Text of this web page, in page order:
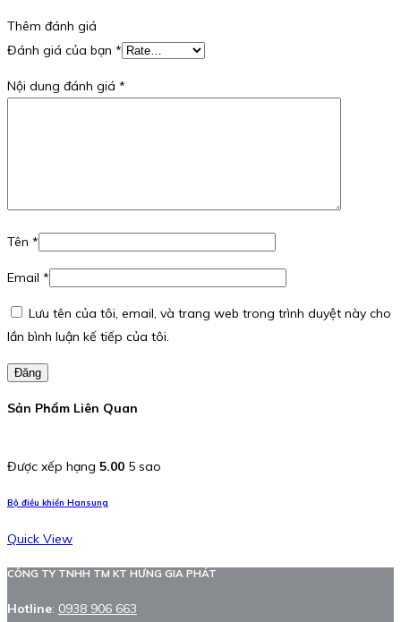
Thêm đánh giá
Đánh giá của bạn *
Nội dung đánh giá *
Tên *
Email *
Lưu tên của tôi, email, và trang web trong trình duyệt này cho
lần bình luận kế tiếp của tôi.
Đăng
Sản Phẩm Liên Quan
Được xếp hạng 5.00 5 sao
Bộ điều khiển Hansung
Quick View
CÔNG TY TNHH TM KT HƯNG GIA PHÁT
Hotline: 0938 906 663